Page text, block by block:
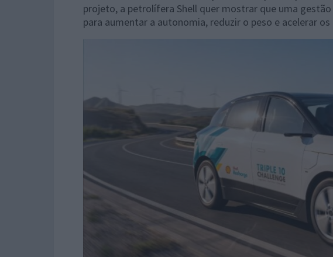
projeto, a petrolífera Shell quer mostrar que uma
para aumentar a autonomia, reduzir o peso e acelerar